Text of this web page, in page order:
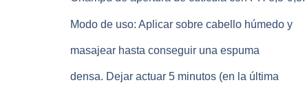
Modo de uso: Aplicar sobre cabello húmedo y
masajear hasta conseguir una espuma
densa. Dejar actuar 5 minutos (en la última